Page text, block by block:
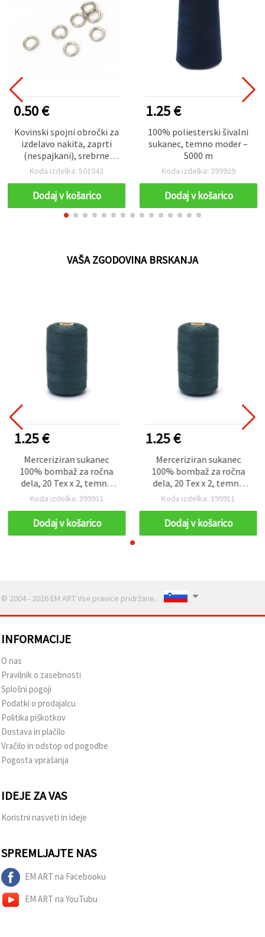
0.50 €
Kovinski spojni obročki za
izdelavo nakita, zaprti
(nespajkani), srebrne
barve, 4 x 0,7 mm – 200
Koda izdelka: 501043
Dodaj v košarico
1.25 €
100% poliesterski šivalni
sukanec, temno moder –
5000 m
Koda izdelka: 399929
Dodaj v košarico
VAŠA ZGODOVINA BRSKANJA
1.25 €
Merceriziran sukanec
100% bombaž za ročna
dela, 20 Tex x 2, temno
moder – 1000 m
Koda izdelka: 399911
Dodaj v košarico
1.25 €
Merceriziran sukanec
100% bombaž za ročna
dela, 20 Tex x 2, temno
moder – 1000 m
Koda izdelka: 399911
Dodaj v košarico
© 2004 - 2026 EM ART Vse pravice pridržane..
INFORMACIJE
O nas
Pravilnik o zasebnosti
Splošni pogoji
Podatki o prodajalcu
Politika piškotkov
Dostava in plačilo
Vračilo in odstop od pogodbe
Pogosta vprašanja
IDEJE ZA VAS
Koristni nasveti in ideje
SPREMLJAJTE NAS
EM ART na Facebooku
EM ART na YouTubu